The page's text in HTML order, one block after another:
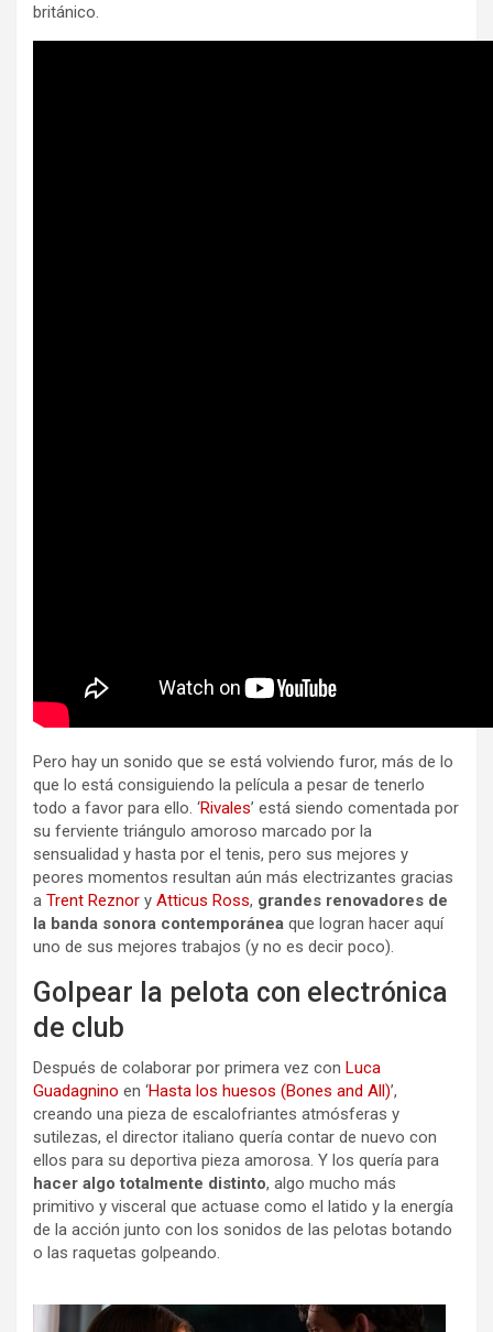
británico.
Pero hay un sonido que se está volviendo furor, más de lo
que lo está consiguiendo la película a pesar de tenerlo
todo a favor para ello. ‘Rivales’ está siendo comentada por
su ferviente triángulo amoroso marcado por la
sensualidad y hasta por el tenis, pero sus mejores y
peores momentos resultan aún más electrizantes gracias
a Trent Reznor y Atticus Ross, grandes renovadores de
la banda sonora contemporánea que logran hacer aquí
uno de sus mejores trabajos (y no es decir poco).
Golpear la pelota con electrónica
de club
Después de colaborar por primera vez con Luca
Guadagnino en ‘Hasta los huesos (Bones and All)’,
creando una pieza de escalofriantes atmósferas y
sutilezas, el director italiano quería contar de nuevo con
ellos para su deportiva pieza amorosa. Y los quería para
hacer algo totalmente distinto, algo mucho más
primitivo y visceral que actuase como el latido y la energía
de la acción junto con los sonidos de las pelotas botando
o las raquetas golpeando.